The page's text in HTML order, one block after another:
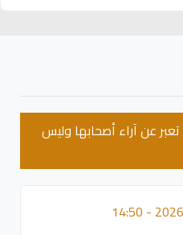
تعبر عن آراء أصحابها وليس